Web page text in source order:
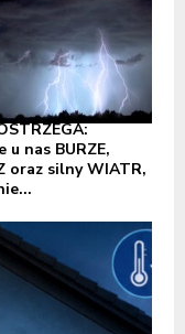
u nas BURZE,
oraz silny WIATR,